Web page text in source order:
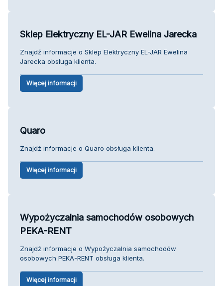
Sklep Elektryczny EL-JAR Ewelina Jarecka
Znajdź informacje o Sklep Elektryczny EL-JAR Ewelina
Jarecka obsługa klienta.
Więcej informacji
Quaro
Znajdź informacje o Quaro obsługa klienta.
Więcej informacji
Wypożyczalnia samochodów osobowych
PEKA-RENT
Znajdź informacje o Wypożyczalnia samochodów
osobowych PEKA-RENT obsługa klienta.
Więcej informacji